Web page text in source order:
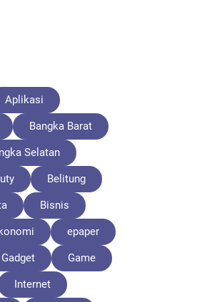
Aplikasi
Bangka Barat
Selatan
Belitung
Bisnis
epaper
Gadget Game
Internet